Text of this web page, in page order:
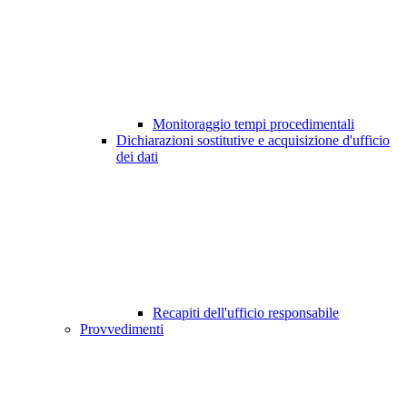
Monitoraggio tempi procedimentali
Dichiarazioni sostitutive e acquisizione d'ufficio
dei dati
Recapiti dell'ufficio responsabile
Provvedimenti